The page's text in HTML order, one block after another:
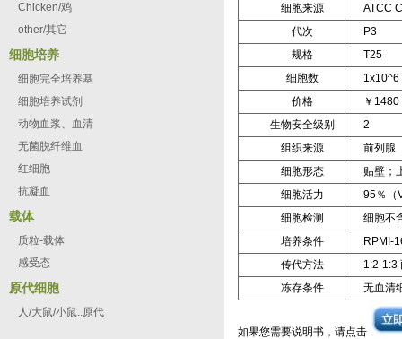
Chicken/鸡
other/其它
细胞培养
细胞完全培养基
细胞培养试剂
动物血浆、血清
无菌脱纤维血
红细胞
抗凝血
载体
质粒-载体
感受态
原代细胞
人/大鼠/小鼠..原代
细胞来源
ATCC
代次
P3
规格
T25
细胞数
1x10^6
价格
￥1480
生物安全级别
2
组织来源
前列腺
细胞形态
贴壁；
细胞活力
95％（
细胞检测
细胞不
培养条件
RPMI-
传代方法
1:2-1:3
冻存条件
无血清
如果您需要说明书，请点击